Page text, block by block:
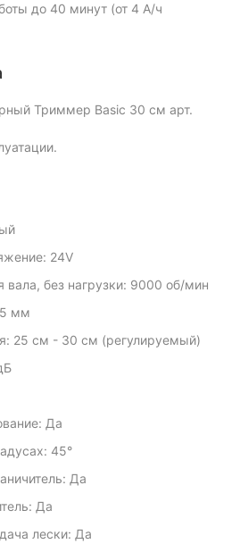
до 40 минут (от 4 А/ч
Триммер Basic 30 см арт.
24V
вала, без нагрузки: 9000 об/мин
мм
25 см - 30 см (регулируемый)
Да
45°
Да
Да
лески: Да